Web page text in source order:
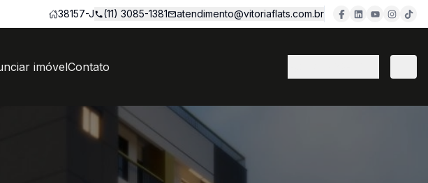
38157-J (11) 3085-1381 atendimento@vitoriaflats.com.br
imóvelContato